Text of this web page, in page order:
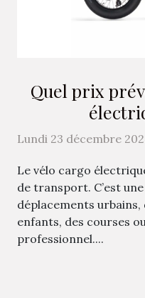
Quel prix
Lundi 23 décembre
Le vélo cargo
de transport. C’est
déplacements urbains,
enfants, des courses
professionnel....